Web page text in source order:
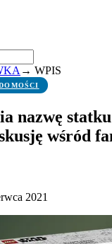
→ WPIS
nazwę
wśród
2021